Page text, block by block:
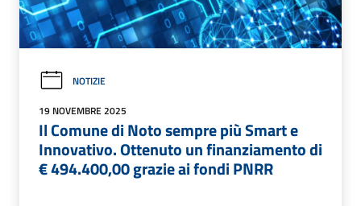
NOTIZIE
19 NOVEMBRE 2025
Il Comune di Noto sempre più Smart e
Innovativo. Ottenuto un finanziamento di
€ 494.400,00 grazie ai fondi PNRR